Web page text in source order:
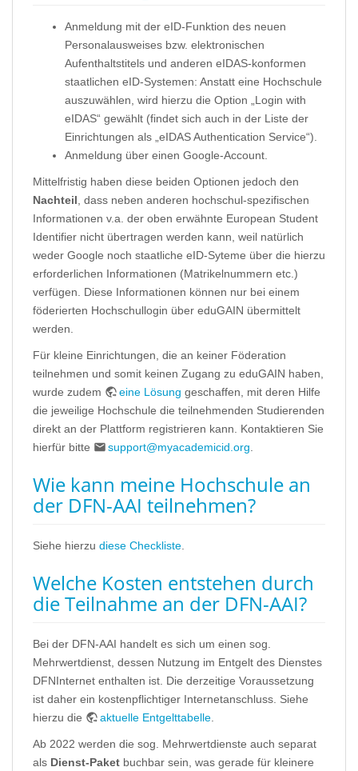
Anmeldung mit der eID-Funktion des neuen
Personalausweises bzw. elektronischen
Aufenthaltstitels und anderen eIDAS-konformen
staatlichen eID-Systemen: Anstatt eine Hochschule
auszuwählen, wird hierzu die Option „Login with
eIDAS“ gewählt (findet sich auch in der Liste der
Einrichtungen als „eIDAS Authentication Service“).
Anmeldung über einen Google-Account.
Mittelfristig haben diese beiden Optionen jedoch den
Nachteil , dass neben anderen hochschul-spezifischen
Informationen v.a. der oben erwähnte European Student
Identifier nicht übertragen werden kann, weil natürlich
weder Google noch staatliche eID-Syteme über die hierzu
erforderlichen Informationen (Matrikelnummern etc.)
verfügen. Diese Informationen können nur bei einem
föderierten Hochschullogin über eduGAIN übermittelt
werden.
Für kleine Einrichtungen, die an keiner Föderation
teilnehmen und somit keinen Zugang zu eduGAIN haben,
wurde zudem
eine Lösung geschaffen, mit deren Hilfe
die jeweilige Hochschule die teilnehmenden Studierenden
direkt an der Plattform registrieren kann. Kontaktieren Sie
hierfür bitte
support@myacademicid.org
Wie kann meine Hochschule an
der DFN-AAI teilnehmen?
Siehe hierzu diese Checkliste
Welche Kosten entstehen durch
die Teilnahme an der DFN-AAI?
Bei der DFN-AAI handelt es sich um einen sog.
Mehrwertdienst, dessen Nutzung im Entgelt des Dienstes
DFNInternet enthalten ist. Die derzeitige Voraussetzung
ist daher ein kostenpflichtiger Internetanschluss. Siehe
hierzu die
aktuelle Entgelttabelle
Ab 2022 werden die sog. Mehrwertdienste auch separat
als Dienst-Paket buchbar sein, was gerade für kleinere